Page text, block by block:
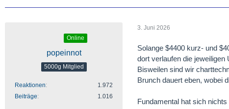
Online
popeinnot
5000g Mitglied
Reaktionen
1.972
Beiträge
1.016
3. Juni 2026
Solange $4400 kurz- und
dort verlaufen die jeweiligen
Bisweilen sind wir
Brunch dauert eben, wobei
Fundamental hat sich